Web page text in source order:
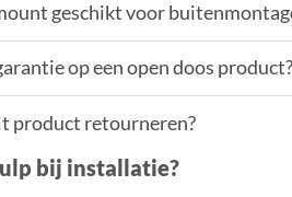
geschikt voor
op een open doos
product retourneren?
bij installatie?